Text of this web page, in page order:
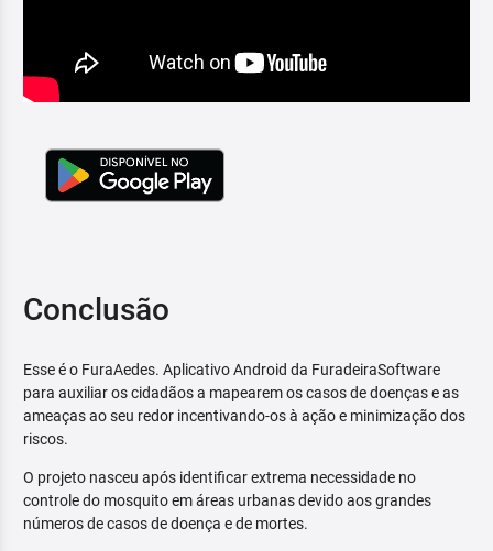
Conclusão
Esse é o FuraAedes. Aplicativo Android da FuradeiraSoftware
para auxiliar os cidadãos a mapearem os casos de doenças e as
ameaças ao seu redor incentivando-os à ação e minimização dos
riscos.
O projeto nasceu após identificar extrema necessidade no
controle do mosquito em áreas urbanas devido aos grandes
números de casos de doença e de mortes.